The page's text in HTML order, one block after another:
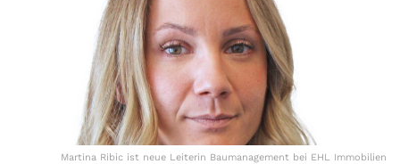
Martina Ribic ist neue Leiterin Baumanagement bei EHL Immobilien